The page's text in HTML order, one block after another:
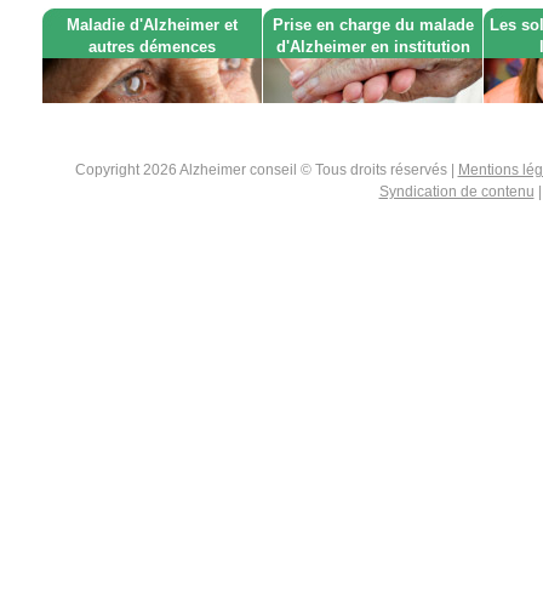
Maladie d'Alzheimer et
autres démences
Prise en charge du malade
d'Alzheimer en institution
Les
Copyright 2026 Alzheimer conseil © Tous droits réservés |
Mentions
Syndication de contenu